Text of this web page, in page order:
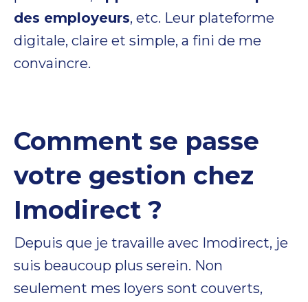
des employeurs, etc. Leur plateforme
digitale, claire et simple, a fini de me
convaincre.
Comment se passe
votre gestion chez
Imodirect ?
Depuis que je travaille avec Imodirect, je
suis beaucoup plus serein. Non
seulement mes loyers sont couverts,